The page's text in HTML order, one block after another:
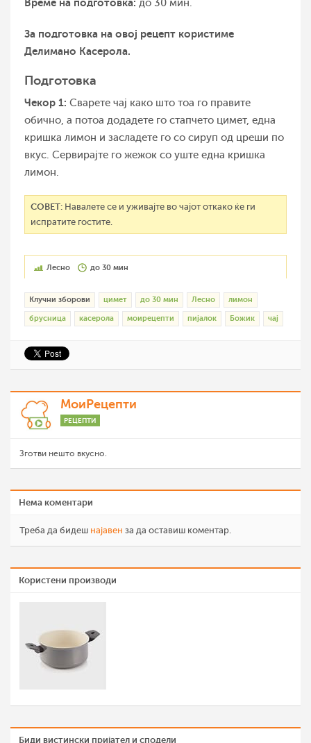
Време на подготовка: до 30 мин.
За подготовка на овој рецепт користиме
Делимано Касерола.
Подготовка
Чекор 1: Сварете чај како што тоа го правите
обично, а потоа додадете го стапчето цимет, една
кришка лимон и засладете го со сируп од цреши по
вкус. Сервирајте го жежок со уште една кришка
лимон.
СОВЕТ: Навалете се и уживајте во чајот откако ќе ги
испратите гостите.
Лесно до 30 мин
Клучни зборови цимет до 30 мин Лесно лимон
брусница касерола моирецепти пијалок Божик чај
МоиРецепти
РЕЦЕПТИ
Зготви нешто вкусно.
Нема коментари
Треба да бидеш најавен за да оставиш коментар.
Користени производи
Биди вистински пријател и сподели